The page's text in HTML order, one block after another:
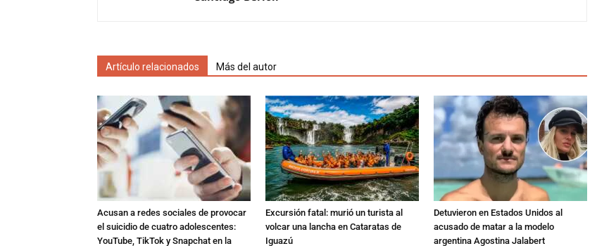
Artículo relacionados Más del autor
Acusan a redes sociales de provocar
el suicidio de cuatro adolescentes:
YouTube, TikTok y Snapchat en la
Excursión fatal: murió un turista al
volcar una lancha en Cataratas de
Iguazú
Detuvieron en Estados Unidos al
acusado de matar a la modelo
argentina Agostina Jalabert